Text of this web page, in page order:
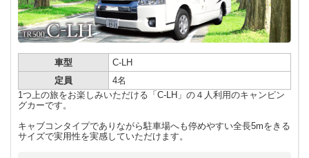
車型
C-LH
定員
4名
1つ上の旅をお楽しみいただける「C-LH」の４人利用のキャンピン
グカーです。
キャブコンタイプでありながら駐車場へも停めやすい全長5mをきる
サイズで実用性を実感していただけます。